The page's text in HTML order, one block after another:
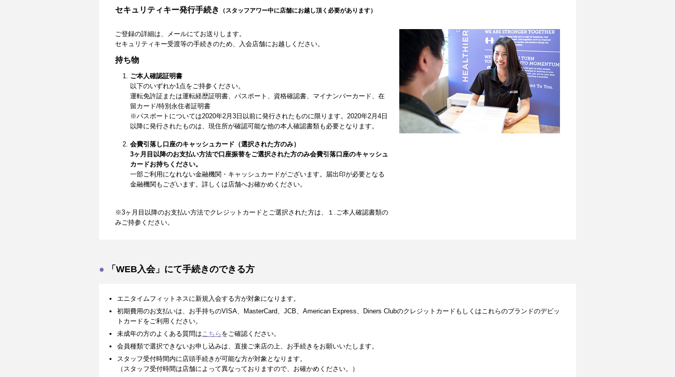
セキュリティキー発行手続き （スタッフアワー中に店舗にお越し頂く必要があります）
ご登録の詳細は、メールにてお送りします。
セキュリティキー受渡等の手続きのため、入会店舗にお越しください。
持ち物
ご本人確認証明書
以下のいずれか1点をご持参ください。
運転免許証または運転経歴証明書、パスポート、資格確認書、マイナンバーカード、在
留カード/特別永住者証明書
※パスポートについては2020年2月3日以前に発行されたものに限ります。2020年2月4日
以降に発行されたものは、現住所が確認可能な他の本人確認書類も必要となります。
会費引落し口座のキャッシュカード（選択された方のみ）
3ヶ月目以降のお支払い方法で口座振替をご選択された方のみ会費引落口座のキャッシュ
カードお持ちください。
一部ご利用になれない金融機関・キャッシュカードがございます。届出印が必要となる
金融機関もございます。詳しくは店舗へお確かめください。
※3ヶ月目以降のお支払い方法でクレジットカードとご選択された方は、１.ご本人確認書類の
みご持参ください。
「WEB入会」にて手続きのできる方
エニタイムフィットネスに新規入会する方が対象になります。
初期費用のお支払いは、お手持ちのVISA、MasterCard、JCB、American Express、Diners Clubのクレジットカードもしくはこれらのブランドのデビッ
トカードをご利用ください。
未成年の方のよくある質問は こちら をご確認ください。
会員種類で選択できないお申し込みは、直接ご来店の上、お手続きをお願いいたします。
スタッフ受付時間内に店頭手続きが可能な方が対象となります。
（スタッフ受付時間は店舗によって異なっておりますので、お確かめください。）